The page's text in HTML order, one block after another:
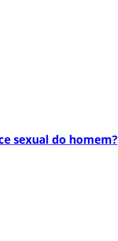
sexual do homem?